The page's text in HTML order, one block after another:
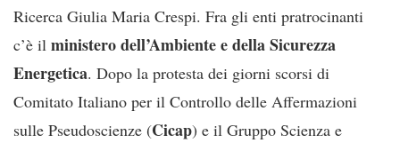
Ricerca Giulia Maria Crespi. Fra gli enti pratrocinanti
c’è il ministero dell’Ambiente e della Sicurezza
Energetica. Dopo la protesta dei giorni scorsi di
Comitato Italiano per il Controllo delle Affermazioni
sulle Pseudoscienze (Cicap) e il Gruppo Scienza e